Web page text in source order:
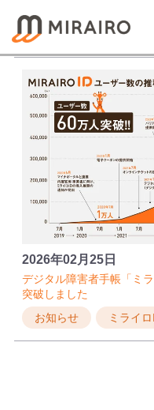
お知らせ ミライ
デジタル障害者手帳「ミ
突破しました
2026年02月25日